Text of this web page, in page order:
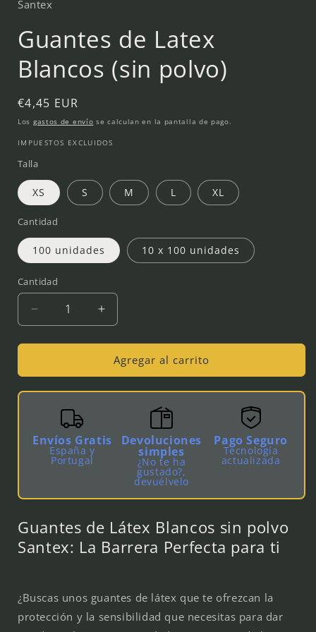
Santex
Guantes de Latex
Blancos (sin polvo)
Precio
habitual
€4,45 EUR
Los gastos de envío se calculan en la pantalla de pago.
IMPUESTOS EXCLUIDOS
Talla
XS S M L XL
Cantidad
100 unidades 10 x 100 unidades
Cantidad
Reducir
cantidad
para
de
Latex
polvo)
Aumentar
cantidad
para
Guantes
de
Latex
polvo)
Agregar al carrito
Envíos Gratis
España y
Portugal
Devoluciones
simples
¿No te ha
gustado?,
devuélvelo
Pago Seguro
Tecnología
actualizada
Guantes de Látex Blancos sin polvo
Santex: La Barrera Perfecta para ti
¿Buscas unos guantes de látex que te ofrezcan la
protección y la sensibilidad que necesitas para dar